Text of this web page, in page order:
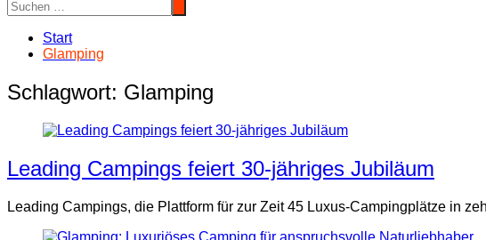
Start
Glamping
Schlagwort: Glamping
Leading Campings feiert 30-jähriges Jubiläum
Leading Campings, die Plattform für zur Zeit 45 Luxus-Campingplätze in